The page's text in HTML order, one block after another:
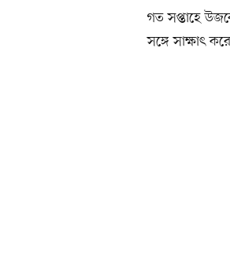
গত সপ্তাহে
সঙ্গে সাক্ষাৎ